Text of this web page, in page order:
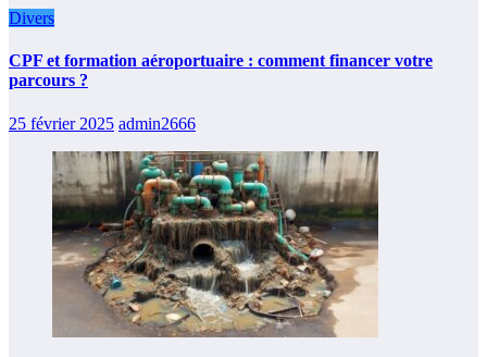
Divers
CPF et formation aéroportuaire : comment financer votre
parcours ?
25 février 2025 admin2666